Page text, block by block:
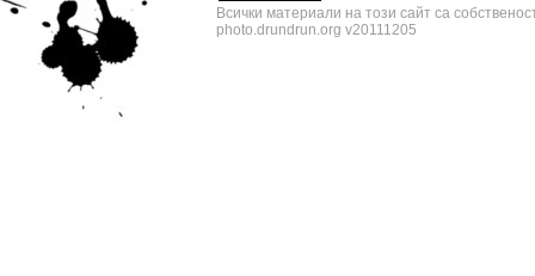
Всички материали на този сайт са
photo.drundrun.org v20111205